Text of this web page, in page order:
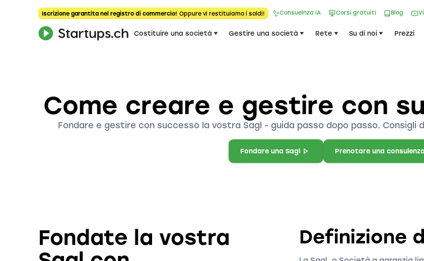
Iscrizione garantita nel registro di commercio! Oppure vi restituiamo i soldi! Consuelnza IA Corsi gratuiti Blog
Costituire una società Gestire una società Rete Su di noi Prezzi
Come creare e gestire con
Fondare e gestire con successo la vostra Sagl - guida passo dopo passo. Consigli
Fondare una Sagl Prenotare una consulenza
Fondate la vostra
Definizione